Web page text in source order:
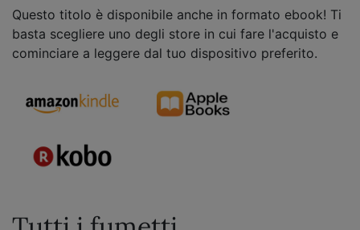
Questo titolo è disponibile anche in formato ebook! Ti
basta scegliere uno degli store in cui fare l'acquisto e
cominciare a leggere dal tuo dispositivo preferito.